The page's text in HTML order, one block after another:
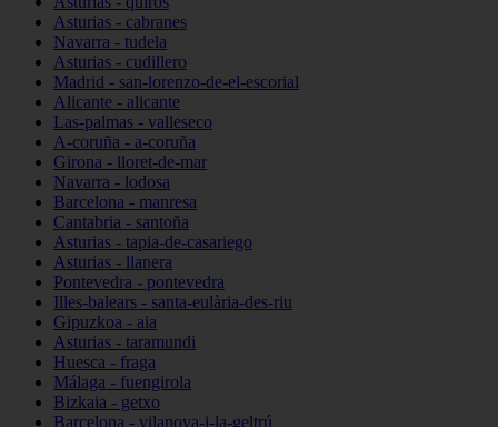
Asturias - cabranes
Navarra - tudela
Asturias - cudillero
Madrid - san-lorenzo-de-el-escorial
Alicante - alicante
Las-palmas - valleseco
A-coruña - a-coruña
Girona - lloret-de-mar
Navarra - lodosa
Barcelona - manresa
Cantabria - santoña
Asturias - tapia-de-casariego
Asturias - llanera
Pontevedra - pontevedra
Illes-balears - santa-eulària-des-riu
Gipuzkoa - aia
Asturias - taramundi
Huesca - fraga
Málaga - fuengirola
Bizkaia - getxo
Barcelona - vilanova-i-la-geltrú